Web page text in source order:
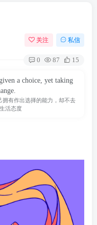
关注 私信
0 87 15
a choice, yet taking
有作出选择的能力，却不去
活态度